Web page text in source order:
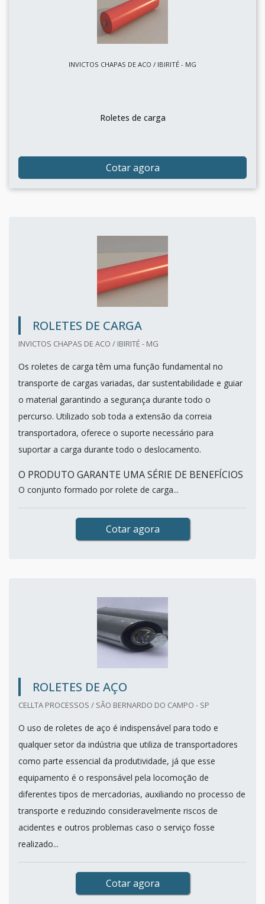
INVICTOS CHAPAS DE ACO / IBIRITÉ - MG
Roletes de carga
Cotar agora
ROLETES DE CARGA
INVICTOS CHAPAS DE ACO / IBIRITÉ - MG
Os roletes de carga têm uma função fundamental no
transporte de cargas variadas, dar sustentabilidade e guiar
o material garantindo a segurança durante todo o
percurso. Utilizado sob toda a extensão da correia
transportadora, oferece o suporte necessário para
suportar a carga durante todo o deslocamento.
O PRODUTO GARANTE UMA SÉRIE DE BENEFÍCIOS
O conjunto formado por rolete de carga...
Cotar agora
ROLETES DE AÇO
CELLTA PROCESSOS / SÃO BERNARDO DO CAMPO - SP
O uso de roletes de aço é indispensável para todo e
qualquer setor da indústria que utiliza de transportadores
como parte essencial da produtividade, já que esse
equipamento é o responsável pela locomoção de
diferentes tipos de mercadorias, auxiliando no processo de
transporte e reduzindo consideravelmente riscos de
acidentes e outros problemas caso o serviço fosse
realizado...
Cotar agora